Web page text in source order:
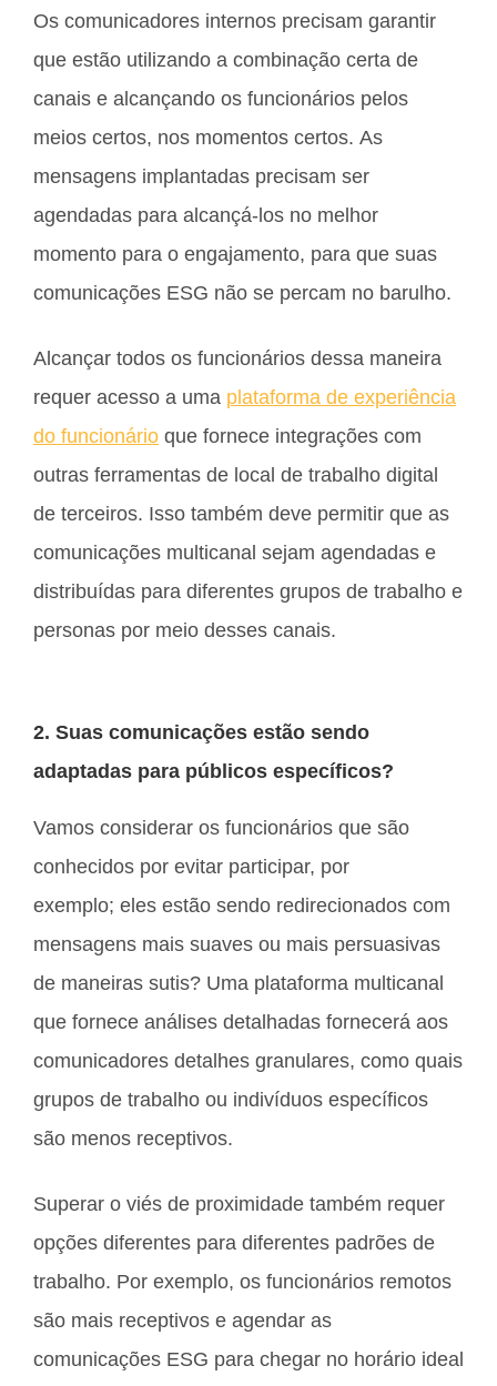
Os comunicadores internos precisam garantir
que estão utilizando a combinação certa de
canais e alcançando os funcionários pelos
meios certos, nos momentos certos. As
mensagens implantadas precisam ser
agendadas para alcançá-los no melhor
momento para o engajamento, para que suas
comunicações ESG não se percam no barulho.
Alcançar todos os funcionários dessa maneira
requer acesso a uma plataforma de experiência
do funcionário que fornece integrações com
outras ferramentas de local de trabalho digital
de terceiros. Isso também deve permitir que as
comunicações multicanal sejam agendadas e
distribuídas para diferentes grupos de trabalho e
personas por meio desses canais.
2. Suas comunicações estão sendo
adaptadas para públicos específicos?
Vamos considerar os funcionários que são
conhecidos por evitar participar, por
exemplo; eles estão sendo redirecionados com
mensagens mais suaves ou mais persuasivas
de maneiras sutis? Uma plataforma multicanal
que fornece análises detalhadas fornecerá aos
comunicadores detalhes granulares, como quais
grupos de trabalho ou indivíduos específicos
são menos receptivos.
Superar o viés de proximidade também requer
opções diferentes para diferentes padrões de
trabalho. Por exemplo, os funcionários remotos
são mais receptivos e agendar as
comunicações ESG para chegar no horário ideal